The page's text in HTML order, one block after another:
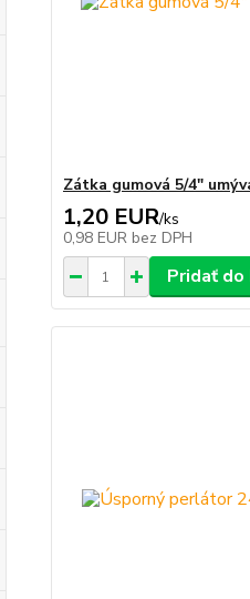
Zátka gumová 5/4"
1,20 EUR/ks
0,98 EUR bez DPH
Pridať do